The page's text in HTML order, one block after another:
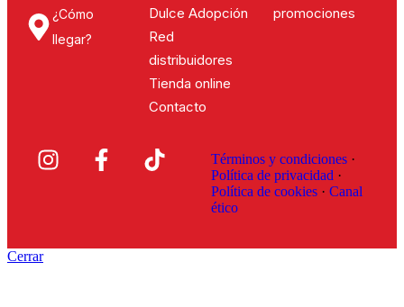
¿Cómo
llegar?
Dulce Adopción
Red
distribuidores
Tienda online
Contacto
promociones
Términos y condiciones ·
Política de privacidad ·
Política de cookies · Canal
ético
Cerrar